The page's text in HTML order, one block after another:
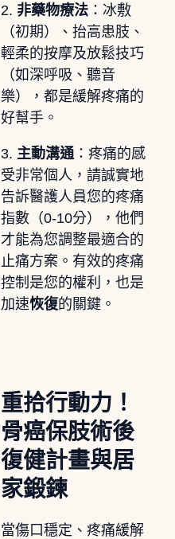
2. 非藥物療法：冰敷
（初期）、抬高患肢、
輕柔的按摩及放鬆技巧
（如深呼吸、聽音
樂），都是緩解疼痛的
好幫手。
3. 主動溝通：疼痛的感
受非常個人，請誠實地
告訴醫護人員您的疼痛
指數（0-10分），他們
才能為您調整最適合的
止痛方案。有效的疼痛
控制是您的權利，也是
加速恢復的關鍵。
重拾行動力！
骨癌保肢術後
復健計畫與居
家鍛鍊
當傷口穩定、疼痛緩解